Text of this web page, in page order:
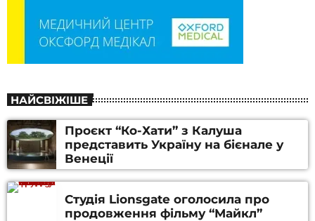
НАЙСВІЖІШЕ
Проєкт “Ко-Хати” з Калуша
представить Україну на бієнале у
Венеції
Студія Lionsgate оголосила про
продовження фільму “Майкл”